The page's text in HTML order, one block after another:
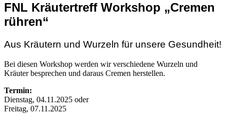
FNL Kräutertreff Workshop „Cremen
rühren“
Aus Kräutern und Wurzeln für unsere Gesundheit!
Bei diesen Workshop werden wir verschiedene Wurzeln und
Kräuter besprechen und daraus Cremen herstellen.
Termin:
Dienstag, 04.11.2025 oder
Freitag, 07.11.2025